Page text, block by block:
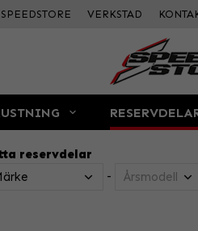
SPEEDSTORE VERKSTAD
reservdelar
-